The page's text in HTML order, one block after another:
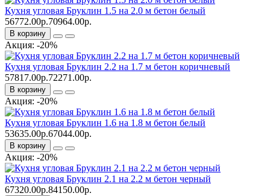
Кухня угловая Бруклин 1.5 на 2.0 м бетон белый
56772.00р.70964.00р.
В корзину
Акция: -20%
Кухня угловая Бруклин 2.2 на 1.7 м бетон коричневый
57817.00р.72271.00р.
В корзину
Акция: -20%
Кухня угловая Бруклин 1.6 на 1.8 м бетон белый
53635.00р.67044.00р.
В корзину
Акция: -20%
Кухня угловая Бруклин 2.1 на 2.2 м бетон черный
67320.00р.84150.00р.